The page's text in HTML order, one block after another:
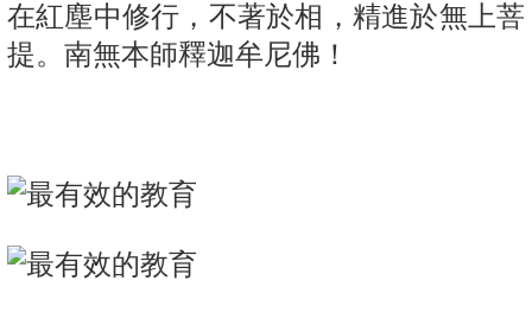
在紅塵中修行，不著於相，精進於無上菩
提。南無本師釋迦牟尼佛！